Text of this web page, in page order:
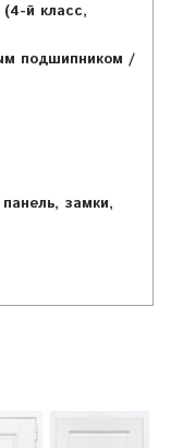
й класс,
подшипником /
замки,